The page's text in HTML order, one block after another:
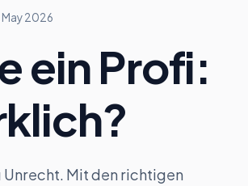
May 2026
ein Profi:
Mit den richtigen